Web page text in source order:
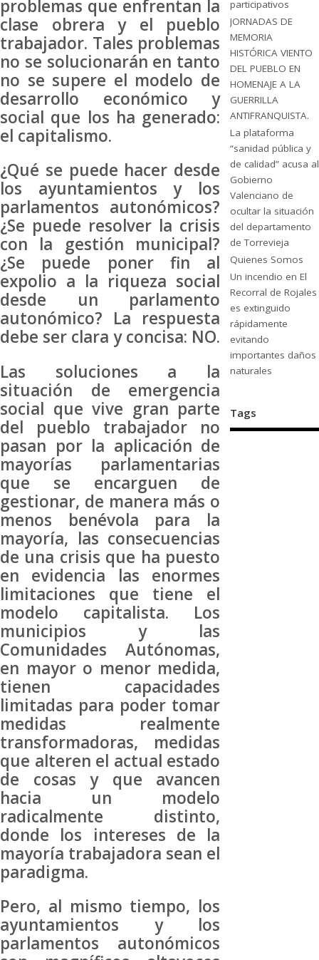
problemas que enfrentan la
clase obrera y el pueblo
trabajador. Tales problemas
no se solucionarán en tanto
no se supere el modelo de
desarrollo económico y
social que los ha generado:
el capitalismo.
¿Qué se puede hacer desde
los ayuntamientos y los
parlamentos autonómicos?
¿Se puede resolver la crisis
con la gestión municipal?
¿Se puede poner fin al
expolio a la riqueza social
desde un parlamento
autonómico? La respuesta
debe ser clara y concisa: NO.
Las soluciones a la
situación de emergencia
social que vive gran parte
del pueblo trabajador no
pasan por la aplicación de
mayorías parlamentarias
que se encarguen de
gestionar, de manera más o
menos benévola para la
mayoría, las consecuencias
de una crisis que ha puesto
en evidencia las enormes
limitaciones que tiene el
modelo capitalista. Los
municipios y las
Comunidades Autónomas,
en mayor o menor medida,
tienen capacidades
limitadas para poder tomar
medidas realmente
transformadoras, medidas
que alteren el actual estado
de cosas y que avancen
hacia un modelo
radicalmente distinto,
donde los intereses de la
mayoría trabajadora sean el
paradigma.
Pero, al mismo tiempo, los
ayuntamientos y los
parlamentos autonómicos
participativos
JORNADAS DE
MEMORIA
HISTÓRICA VIENTO
DEL PUEBLO EN
HOMENAJE A LA
GUERRILLA
ANTIFRANQUISTA.
La plataforma
“sanidad pública y
de calidad” acusa al
Gobierno
Valenciano de
ocultar la situación
del departamento
de Torrevieja
Quienes Somos
Un incendio en El
Recorral de Rojales
es extinguido
rápidamente
evitando
importantes daños
naturales
Tags